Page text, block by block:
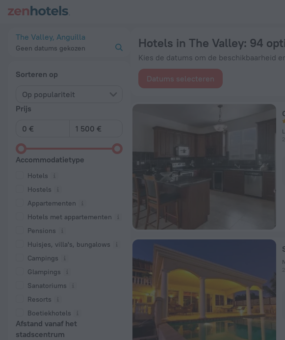
The Valley, Anguilla
Geen datums gekozen
Sorteren op
Op populariteit
Prijs
Accommodatietype
Hotels
Hostels
Appartementen
Hotels met appartementen
Pensions
Huisjes, villa's, bungalows
Сampings
Glampings
Sanatoriums
Resorts
Boetiekhotels
Afstand vanaf het
stadscentrum
Hotels in The Valley: 94
Kies de datums om de beschikbaarheid
Datums selecteren
20 beste Hotels in The Valley 2026 vanaf € 197 - Boek nu op ZenHotels.com